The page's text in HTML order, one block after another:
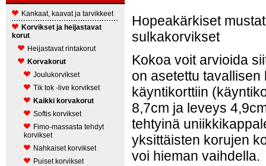
Kankaat, kaavat ja tarvikkeet
Korvikset ja heijastavat
korut
Heijastavat rintakorut
Korvakorut
Joulukorvikset
Tik tok -live korvikset
Kaikki korvakorut
Softis korvikset
Fimo-massasta tehdyt
korvikset
Nahkaiset korvikset
Puiset korvikset
Hopeakärkiset mustat
sulkakorvikset
Kokoa voit arvioida
on asetettu tavallisen
käyntikorttiin
8,7cm ja leveys
tehtyinä
yksittäisten korujen
voi hieman vaihdella.